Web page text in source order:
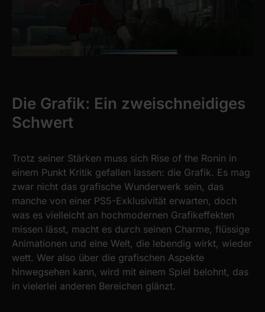
Die Grafik: Ein zweischneidiges
Schwert
Trotz seiner Stärken muss sich Rise of the Ronin in
einem Punkt Kritik gefallen lassen: die Grafik. Es mag
zwar nicht das grafische Wunderwerk sein, das
manche von einer PS5-Exklusivität erwarten, doch
was es vielleicht an hochmodernen Grafikeffekten
missen lässt, macht es durch seinen Charme, flüssige
Animationen und eine Welt, die lebendig wirkt, wieder
wett. Wer also über die grafischen Aspekte
hinwegsehen kann, wird mit einem Spiel belohnt, das
in vielerlei anderen Bereichen glänzt.